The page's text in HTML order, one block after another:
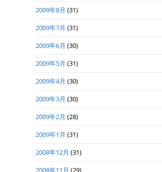
2009年8月 (31)
2009年7月 (31)
2009年6月 (30)
2009年5月 (31)
2009年4月 (30)
2009年3月 (30)
2009年2月 (28)
2009年1月 (31)
2008年12月 (31)
2008年11月 (29)